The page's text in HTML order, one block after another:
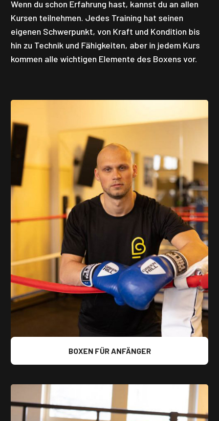
Wenn du schon Erfahrung hast, kannst du an allen
Kursen teilnehmen. Jedes Training hat seinen
eigenen Schwerpunkt, von Kraft und Kondition bis
hin zu Technik und Fähigkeiten, aber in jedem Kurs
kommen alle wichtigen Elemente des Boxens vor.
BOXEN FÜR ANFÄNGER